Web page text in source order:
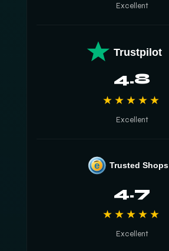
Excellent
Trustpilot
4.8
★★★★★
Excellent
e Trusted Shops
4.7
★★★★★
Excellent